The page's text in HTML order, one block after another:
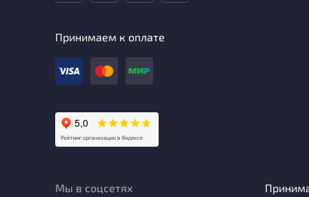
Принимаем к оплате
Мы в соцсетях